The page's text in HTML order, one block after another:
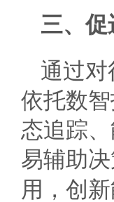
三、
通过
依托数
态追踪
易辅助
用，创